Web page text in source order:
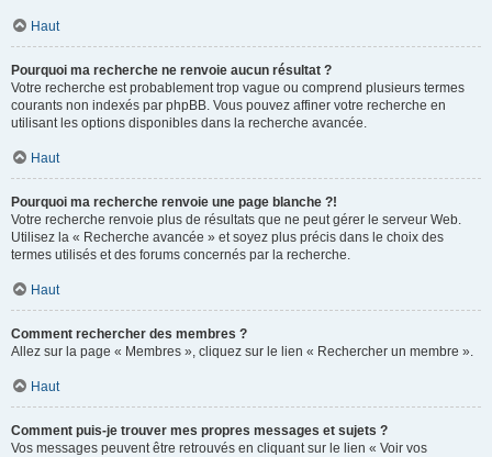
Haut
Pourquoi ma recherche ne renvoie aucun résultat ?
Votre recherche est probablement trop vague ou comprend plusieurs termes
courants non indexés par phpBB. Vous pouvez affiner votre recherche en
utilisant les options disponibles dans la recherche avancée.
Haut
Pourquoi ma recherche renvoie une page blanche ?!
Votre recherche renvoie plus de résultats que ne peut gérer le serveur Web.
Utilisez la « Recherche avancée » et soyez plus précis dans le choix des
termes utilisés et des forums concernés par la recherche.
Haut
Comment rechercher des membres ?
Allez sur la page « Membres », cliquez sur le lien « Rechercher un membre ».
Haut
Comment puis-je trouver mes propres messages et sujets ?
Vos messages peuvent être retrouvés en cliquant sur le lien « Voir vos